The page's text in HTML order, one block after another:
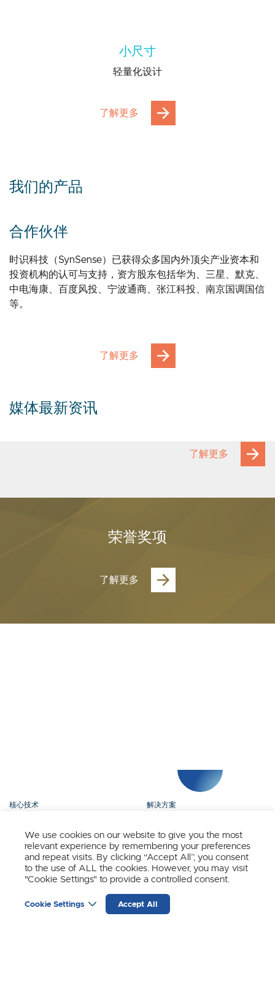
小尺寸
轻量化设计
了解更多
我们的产品
合作伙伴
时识科技（SynSense）已获得众多国内外顶尖产业资本和
投资机构的认可与支持，资方股东包括华为、三星、默克、
中电海康、百度风投、宁波通商、张江科投、南京国调国信
等。
了解更多
媒体最新资讯
了解更多
荣誉奖项
了解更多
核心技术 解决方案
关于我们 联系我们
时识科技（SynSense）最新动态
We use cookies on our website to give you the most
relevant experience by remembering your preferences
and repeat visits. By clicking “Accept All”, you consent
to the use of ALL the cookies. However, you may visit
"Cookie Settings" to provide a controlled consent.
Cookie Settings Accept All